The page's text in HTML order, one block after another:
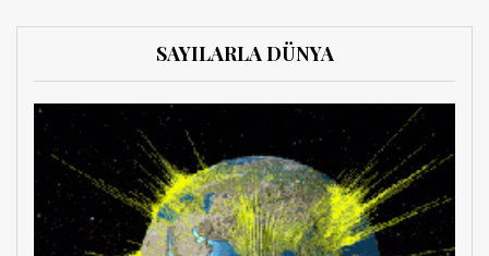
SAYILARLA DÜNYA